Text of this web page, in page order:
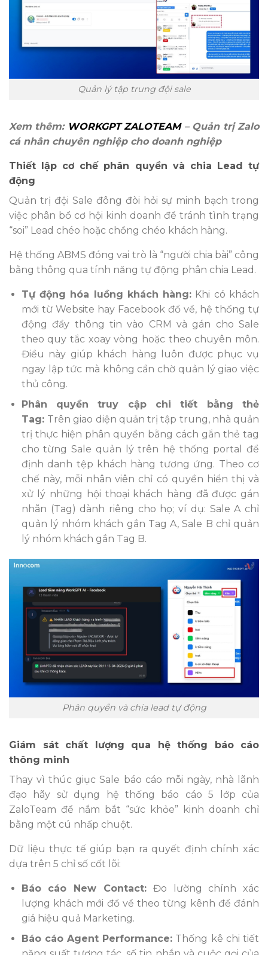
Quản lý tập trung đội sale
Xem thêm: WORKGPT ZALOTEAM– Quản trị Zalo
cá nhân chuyên nghiệp cho doanh nghiệp
Thiết lập cơ chế phân quyền và chia Lead tự
động
Quản trị đội Sale đông đòi hỏi sự minh bạch trong
việc phân bổ cơ hội kinh doanh để tránh tình trạng
“soi” Lead chéo hoặc chồng chéo khách hàng.
Hệ thống ABMS đóng vai trò là “người chia bài” công
bằng thông qua tính năng tự động phân chia Lead.
Tự động hóa luồng khách hàng: Khi có khách
mới từ Website hay Facebook đổ về, hệ thống tự
động đẩy thông tin vào CRM và gán cho Sale
theo quy tắc xoay vòng hoặc theo chuyên môn.
Điều này giúp khách hàng luôn được phục vụ
ngay lập tức mà không cần chờ quản lý giao việc
thủ công.
Phân quyền truy cập chi tiết bằng thẻ
Tag: Trên giao diện quản trị tập trung, nhà quản
trị thực hiện phân quyền bằng cách gắn thẻ tag
cho từng Sale quản lý trên hệ thống portal để
định danh tệp khách hàng tương ứng. Theo cơ
chế này, mỗi nhân viên chỉ có quyền hiển thị và
xử lý những hội thoại khách hàng đã được gán
nhãn (Tag) dành riêng cho họ; ví dụ: Sale A chỉ
quản lý nhóm khách gắn Tag A, Sale B chỉ quản
lý nhóm khách gắn Tag B.
Phân quyền và chia lead tự động
Giám sát chất lượng qua hệ thống báo cáo
thông minh
Thay vì thúc giục Sale báo cáo mỗi ngày, nhà lãnh
đạo hãy sử dụng hệ thống báo cáo 5 lớp của
ZaloTeam để nắm bắt “sức khỏe” kinh doanh chỉ
bằng một cú nhấp chuột.
Dữ liệu thực tế giúp bạn ra quyết định chính xác
dựa trên 5 chỉ số cốt lõi:
Báo cáo New Contact:Đo lường chính xác
lượng khách mới đổ về theo từng kênh để đánh
giá hiệu quả Marketing.
Báo cáo Agent Performance: Thống kê chi tiết